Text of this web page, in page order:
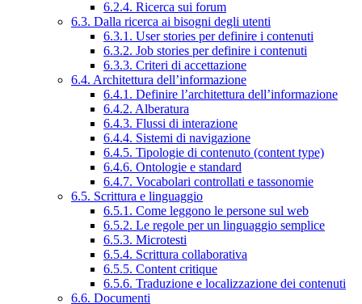
6.2.4. Ricerca sui forum
6.3. Dalla ricerca ai bisogni degli utenti
6.3.1. User stories per definire i contenuti
6.3.2. Job stories per definire i contenuti
6.3.3. Criteri di accettazione
6.4. Architettura dell’informazione
6.4.1. Definire l’architettura dell’informazione
6.4.2. Alberatura
6.4.3. Flussi di interazione
6.4.4. Sistemi di navigazione
6.4.5. Tipologie di contenuto (content type)
6.4.6. Ontologie e standard
6.4.7. Vocabolari controllati e tassonomie
6.5. Scrittura e linguaggio
6.5.1. Come leggono le persone sul web
6.5.2. Le regole per un linguaggio semplice
6.5.3. Microtesti
6.5.4. Scrittura collaborativa
6.5.5. Content critique
6.5.6. Traduzione e localizzazione dei contenuti
6.6. Documenti